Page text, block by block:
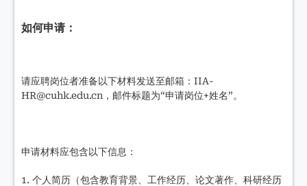
如何申请：
请应聘岗位者准备以下材料发送至邮箱：IIA-
HR@cuhk.edu.cn，邮件标题为“申请岗位+姓名”。
申请材料应包含以下信息：
1. 个人简历（包含教育背景、工作经历、论文著作、科研经历